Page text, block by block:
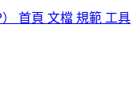
首頁 文檔 規範 工具